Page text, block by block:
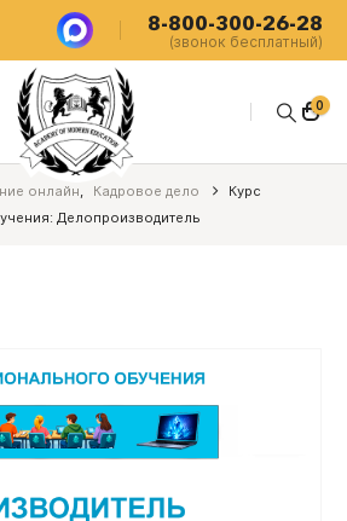
8-800-300-26-28
(звонок бесплатный)
0
онлайн, Кадровое дело
Курс
Делопроизводитель